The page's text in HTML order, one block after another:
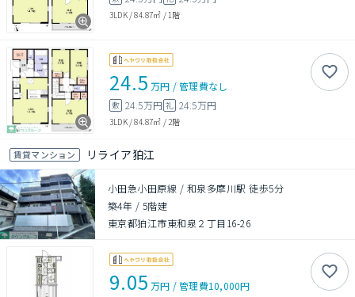
3LDK/84.87㎡ / 1階
24.5 万円 /管理費なし
敷 24.5万円 礼 24.5万円
3LDK/84.87㎡ /2階
賃貸マンション リライア狛江
小田急小田原線 / 和泉多摩川駅 徒歩5分
築4年 / 5階建
東京都狛江市東和泉２丁目16-26
9.05 万円 /管理費10,000円